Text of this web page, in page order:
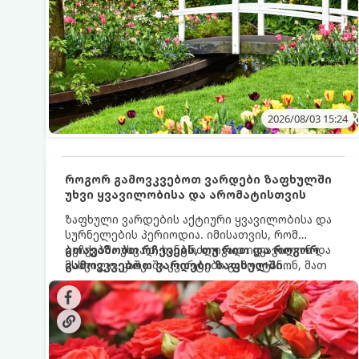
2026/08/03 15:24
როგორ გამოვკვებოთ ვარდები ზაფხულში
უხვი ყვავილობისა და არომატისთვის
ზაფხული ვარდების აქტიური ყვავილობისა და
სურნელების პერიოდია. იმისათვის, რომ
ბუჩქებმა უხვად, ხანგრძლივად იყვავილონ და
მსხვილი, კაშკაშა კვირტები გამოიტანონ, მათ
რეგულარული და სწორი გამოკვება
სჭირდებათ. ზაფხულის პერიოდში მცენარის
მოთხოვნილებები იცვლება, ამიტომ
მნიშვნელოვანია ვიცოდეთ, რომელი სასუქები
გამოიყენება ამ დროს.
გთავაზობთ რჩევებს, თუ რით და როგორ
გამოვკვებოთ ვარდები ზაფხულში
საუკეთესო შედეგის მისაღწევად: